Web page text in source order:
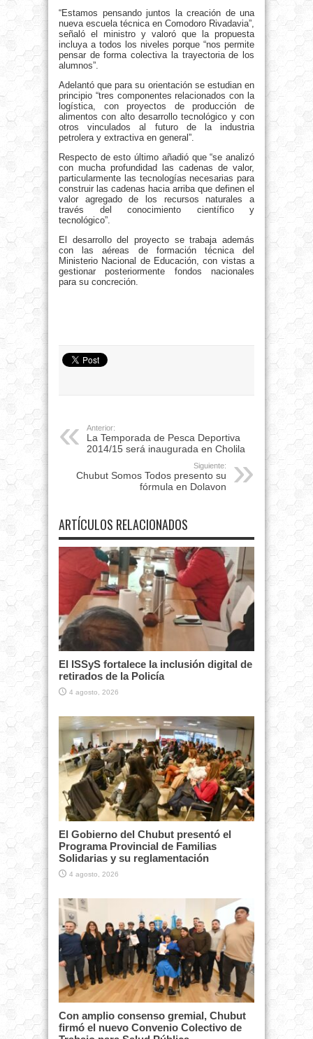
“Estamos pensando juntos la creación de una
nueva escuela técnica en Comodoro Rivadavia”,
señaló el ministro y valoró que la propuesta
incluya a todos los niveles porque “nos permite
pensar de forma colectiva la trayectoria de los
alumnos”.
Adelantó que para su orientación se estudian en
principio “tres componentes relacionados con la
logística, con proyectos de producción de
alimentos con alto desarrollo tecnológico y con
otros vinculados al futuro de la industria
petrolera y extractiva en general”.
Respecto de esto último añadió que “se analizó
con mucha profundidad las cadenas de valor,
particularmente las tecnologías necesarias para
construir las cadenas hacia arriba que definen el
valor agregado de los recursos naturales a
través del conocimiento científico y
tecnológico”.
El desarrollo del proyecto se trabaja además
con las aéreas de formación técnica del
Ministerio Nacional de Educación, con vistas a
gestionar posteriormente fondos nacionales
para su concreción.
Anterior:
La Temporada de Pesca Deportiva
2014/15 será inaugurada en Cholila
Siguiente:
Chubut Somos Todos presento su
fórmula en Dolavon
ARTÍCULOS RELACIONADOS
El ISSyS fortalece la inclusión digital de
retirados de la Policía
4 agosto, 2026
El Gobierno del Chubut presentó el
Programa Provincial de Familias
Solidarias y su reglamentación
4 agosto, 2026
Con amplio consenso gremial, Chubut
firmó el nuevo Convenio Colectivo de